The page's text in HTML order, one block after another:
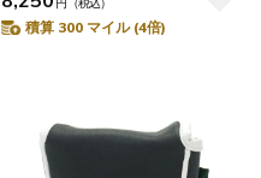
成皮革 合皮 パター パター用 ピ
積算 300 マイル (4倍)